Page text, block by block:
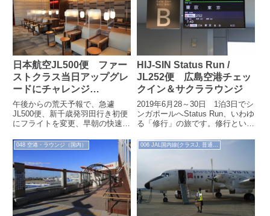
日本航空JL500便 ファー
ストクラス当日アップグレ
ードにチャレンジ
（2022.3）
午後からの荒天予報で、急遽
JL500便、新千歳発羽田行き初便
にフライトを変更、早朝の快速エ
ました。楽しみにしていた小樽
「番屋」のお...
HIJ-SIN Status Run /
JL252便 広島空港チェッ
クイン＆サクララウンジ
2019年6月28～30日 1泊3日でシ
ンガポールへStatus Run、いわゆ
る「修行」の旅です。修行という
コさんの私には楽しみ...
048 空港・ラウンジ（国内） 006 JAL国内線(クラスJ, 普通席)